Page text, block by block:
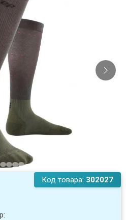
Код товара: 302027